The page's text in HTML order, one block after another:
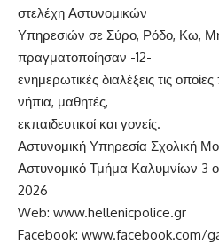
στελέχη Αστυνομικών
Υπηρεσιών σε Σύρο, Ρόδο, Κω,
πραγματοποίησαν -12-
ενημερωτικές διαλέξεις τις
νήπια, μαθητές,
εκπαιδευτικοί και γονείς.
Αστυνομική Υπηρεσία Σχολική
Αστυνομικό Τμήμα Καλυμνίων 3
2026
Web: www.hellenicpolice.gr
Facebook: www.facebook.com/